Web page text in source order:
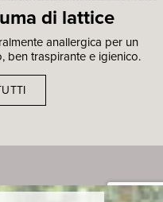
di lattice
anallergica per un
ben traspirante e igienico.